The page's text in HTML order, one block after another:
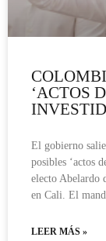
‘ACTOS
El gobierno
posibles ‘actos
electo Abelardo
en Cali. El
LEER MÁS »